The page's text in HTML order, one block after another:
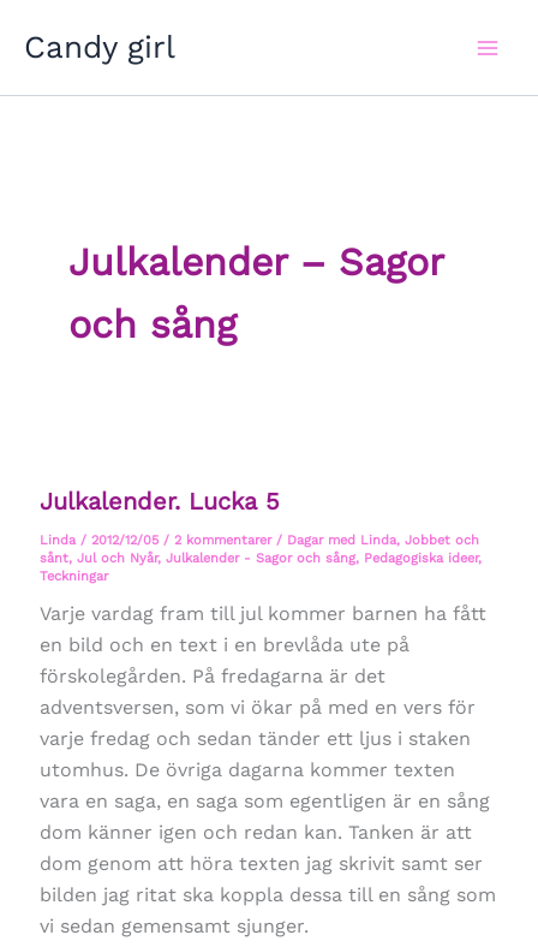
Candy girl
Julkalender – Sagor
och sång
Julkalender. Lucka 5
Linda / 2012/12/05 / 2 kommentarer / Dagar med Linda, Jobbet och
sånt, Jul och Nyår, Julkalender - Sagor och sång, Pedagogiska ideer,
Teckningar
Varje vardag fram till jul kommer barnen ha fått
en bild och en text i en brevlåda ute på
förskolegården. På fredagarna är det
adventsversen, som vi ökar på med en vers för
varje fredag och sedan tänder ett ljus i staken
utomhus. De övriga dagarna kommer texten
vara en saga, en saga som egentligen är en sång
dom känner igen och redan kan. Tanken är att
dom genom att höra texten jag skrivit samt ser
bilden jag ritat ska koppla dessa till en sång som
vi sedan gemensamt sjunger.